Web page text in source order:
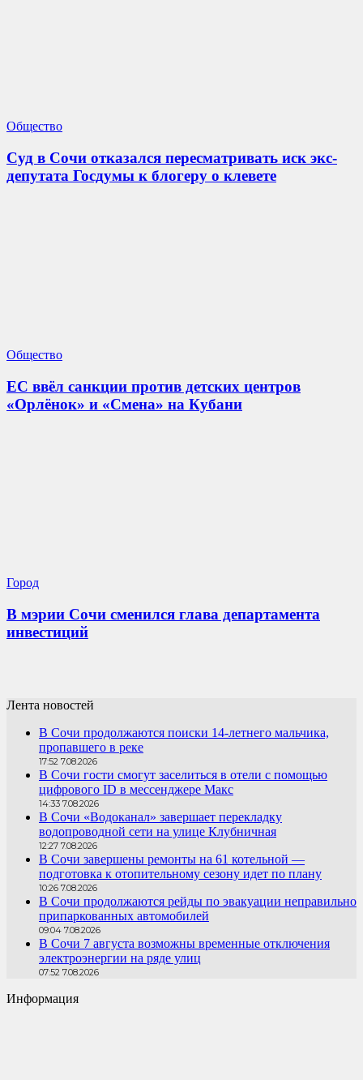
Общество
Суд в Сочи отказался пересматривать иск экс-
депутата Госдумы к блогеру о клевете
Общество
ЕС ввёл санкции против детских центров
«Орлёнок» и «Смена» на Кубани
Город
В мэрии Сочи сменился глава департамента
инвестиций
Лента новостей
В Сочи продолжаются поиски 14-летнего мальчика,
пропавшего в реке
17:52 7.08.2026
В Сочи гости смогут заселиться в отели с помощью
цифрового ID в мессенджере Макс
14:33 7.08.2026
В Сочи «Водоканал» завершает перекладку
водопроводной сети на улице Клубничная
12:27 7.08.2026
В Сочи завершены ремонты на 61 котельной —
подготовка к отопительному сезону идет по плану
10:26 7.08.2026
В Сочи продолжаются рейды по эвакуации неправильно
припаркованных автомобилей
09:04 7.08.2026
В Сочи 7 августа возможны временные отключения
электроэнергии на ряде улиц
07:52 7.08.2026
Информация